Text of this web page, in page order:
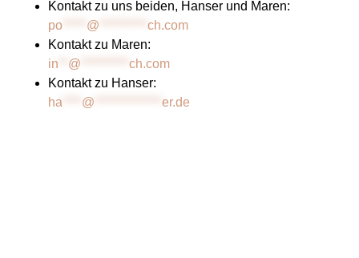
Kontakt zu uns beiden, Hanser und Maren:
po
@
ch.com
Kontakt zu Maren:
in
@
ch.com
Kontakt zu Hanser:
ha
@ er.de